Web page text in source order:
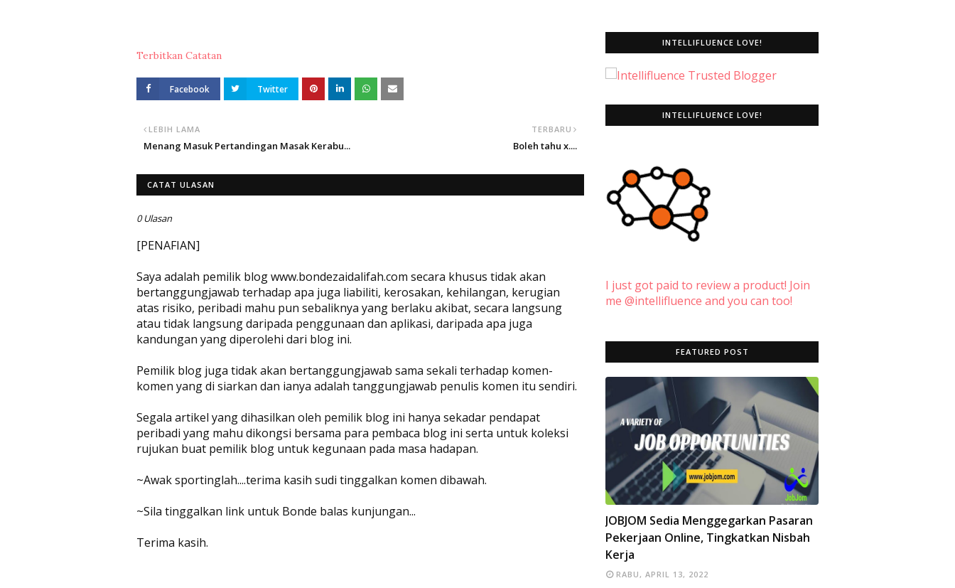
Terbitkan Catatan
Facebook Twitter
TERBARU
Boleh tahu x....
LEBIH LAMA
Menang Masuk Pertandingan Masak Kerabu...
CATAT ULASAN
0 Ulasan
[PENAFIAN]
Saya adalah pemilik blog www.bondezaidalifah.com secara khusus tidak akan
bertanggungjawab terhadap apa juga liabiliti, kerosakan, kehilangan, kerugian
atas risiko, peribadi mahu pun sebaliknya yang berlaku akibat, secara langsung
atau tidak langsung daripada penggunaan dan aplikasi, daripada apa juga
kandungan yang diperolehi dari blog ini.
Pemilik blog juga tidak akan bertanggungjawab sama sekali terhadap komen-
komen yang di siarkan dan ianya adalah tanggungjawab penulis komen itu sendiri.
Segala artikel yang dihasilkan oleh pemilik blog ini hanya sekadar pendapat
peribadi yang mahu dikongsi bersama para pembaca blog ini serta untuk koleksi
rujukan buat pemilik blog untuk kegunaan pada masa hadapan.
~Awak sportinglah....terima kasih sudi tinggalkan komen dibawah.
~Sila tinggalkan link untuk Bonde balas kunjungan...
Terima kasih.
INTELLIFLUENCE LOVE!
INTELLIFLUENCE LOVE!
I just got paid to review a product! Join
me @intellifluence and you can too!
FEATURED POST
INFO
JOBJOM Sedia Menggegarkan Pasaran
Pekerjaan Online, Tingkatkan Nisbah
Kerja
RABU, APRIL 13, 2022